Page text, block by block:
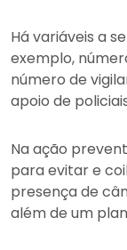
Há variáveis a
exemplo,
número de
apoio de
Na ação
para evitar e
presença de
além de um